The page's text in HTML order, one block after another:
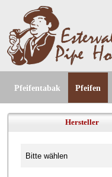
Pfeifentabak Pfeifen
Hersteller